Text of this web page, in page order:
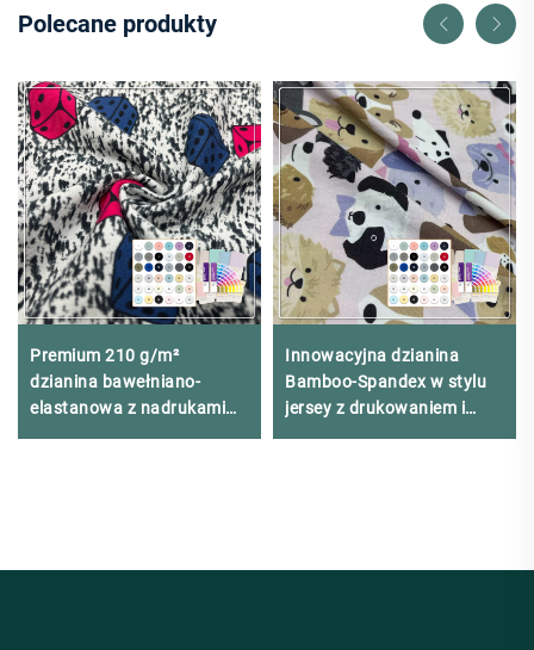
Polecane produkty
Premium 210 g/m²
dzianina bawełniano-
elastanowa z nadrukami
Innowacyjna dzianina
Bamboo-Spandex w stylu
jersey z drukowaniem i